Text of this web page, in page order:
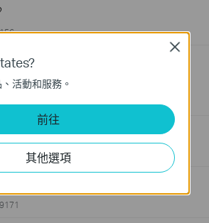
views
based management interface of
views
TP-link Cable Modem
views
序號?
活動和服務。
前往
其他選項
Close